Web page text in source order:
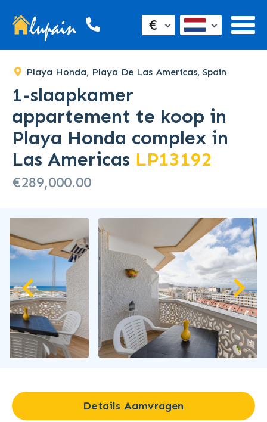
€
Playa Honda, Playa De Las Americas, Spain
1-slaapkamer
appartement te koop in
Playa Honda complex in
Las Americas LP13192
€289,000.00
SOLD
Details Aamvragen